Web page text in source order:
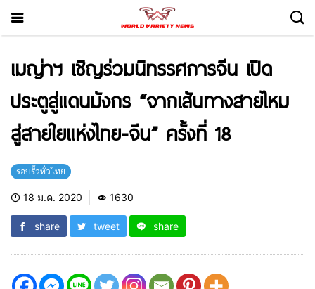
เมญ่าฯ เชิญร่วมนิทรรศการจีน เปิด
ประตูสู่แดนมังกร “จากเส้นทางสายไหม
สู่สายใยแห่งไทย-จีน” ครั้งที่ 18
รอบรั้วทั่วไทย
18 ม.ค. 2020 1630
share tweet share